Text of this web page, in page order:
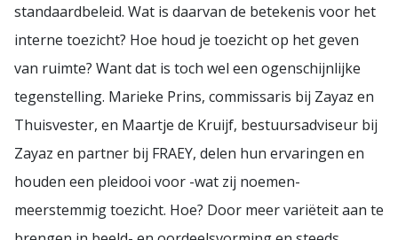
standaardbeleid. Wat is daarvan de betekenis voor het
interne toezicht? Hoe houd je toezicht op het geven
van ruimte? Want dat is toch wel een ogenschijnlijke
tegenstelling. Marieke Prins, commissaris bij Zayaz en
Thuisvester, en Maartje de Kruijf, bestuursadviseur bij
Zayaz en partner bij FRAEY, delen hun ervaringen en
houden een pleidooi voor -wat zij noemen-
meerstemmig toezicht. Hoe? Door meer variëteit aan te